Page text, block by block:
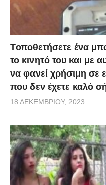
Tοποθετήσετε ένα
το κινητό του και με
να φανεί χρήσιμη σε
που δεν έχετε καλό
18 ΔΕΚΕΜΒΡΊΟΥ, 2023